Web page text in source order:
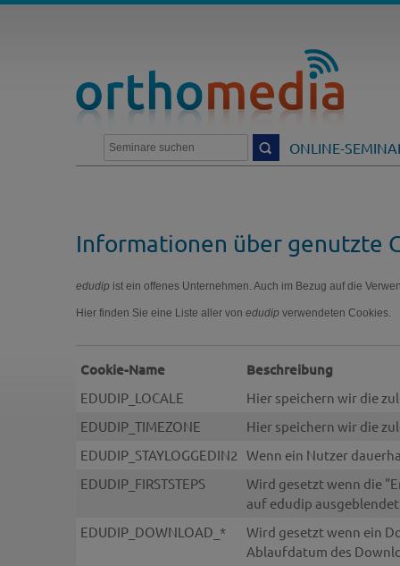
ONLINE-
Informationen über genutzte
edudip ist ein offenes Unternehmen. Auch im Bezug auf die
Hier finden Sie eine Liste aller von edudip verwendeten Cookies.
Cookie-Name Beschreibung
EDUDIP_LOCALE
Hier speichern wir die
EDUDIP_TIMEZONE
Hier speichern wir die
EDUDIP_STAYLOGGEDIN2 Wenn ein Nutzer
EDUDIP_FIRSTSTEPS
Wird gesetzt wenn die
auf edudip
EDUDIP_DOWNLOAD_*
Wird gesetzt wenn ein
Ablaufdatum des